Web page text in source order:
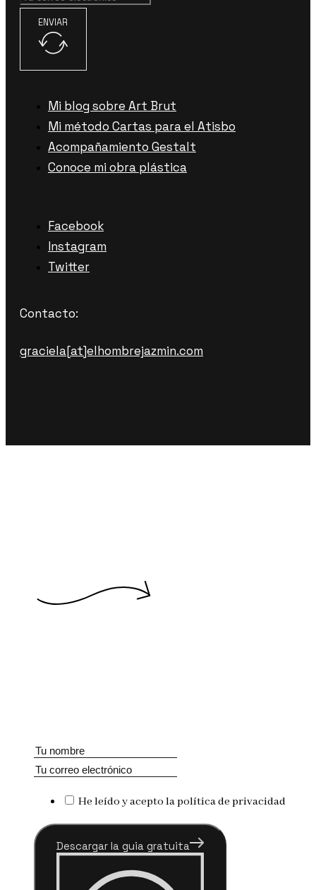
ENVIAR
Mi blog sobre Art Brut
Mi método Cartas para el Atisbo
Acompañamiento Gestalt
Conoce mi obra plástica
Facebook
Instagram
Twitter
Contacto:
graciela[at]elhombrejazmin.com
He leído y acepto la política de privacidad
Descargar la guia gratuita